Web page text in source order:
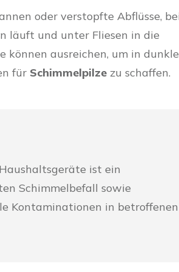
oder verstopfte Abflüsse,
läuft und unter Fliesen in die
können ausreichen, um in
für Schimmelpilze zu schaffen.
ist ein
Schimmelbefall sowie
Kontaminationen in betroffenen